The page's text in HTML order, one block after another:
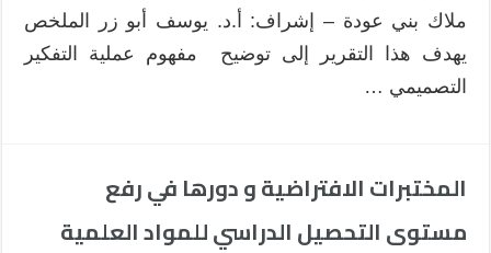
ملاك بني عودة – إشراف: أ.د. يوسف أبو زر الملخص
يهدف هذا التقرير إلى توضيح مفهوم عملية التفكير
التصميمي …
المختبرات الافتراضية و دورها في رفع
مستوى التحصيل الدراسي للمواد العلمية